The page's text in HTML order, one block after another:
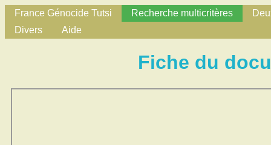
France Génocide Tutsi Recherche multicritères
Divers
Aide
Fiche du